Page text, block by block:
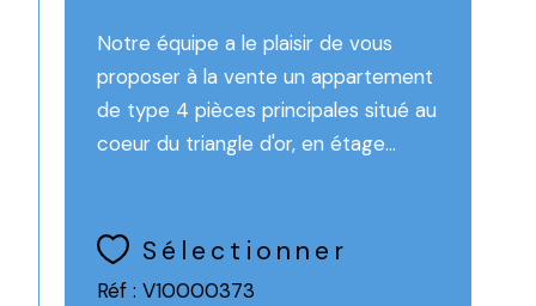
Notre équipe a le plaisir de vous
proposer à la vente un appartement
de type 4 pièces principales situé au
coeur du triangle d'or, en étage...
Sélectionner
Réf : V10000373